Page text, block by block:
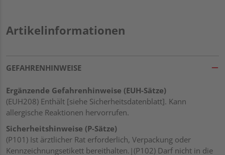
Artikelinformationen
GEFAHRENHINWEISE
Ergänzende Gefahrenhinweise (EUH-Sätze)
(EUH208) Enthält [siehe Sicherheitsdatenblatt]. Kann
allergische Reaktionen hervorrufen.
Sicherheitshinweise (P-Sätze)
(P101) Ist ärztlicher Rat erforderlich, Verpackung oder
Kennzeichnungsetikett bereithalten.|(P102) Darf nicht in die